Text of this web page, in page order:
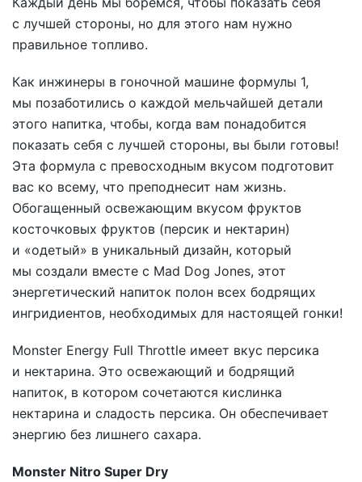
с лучшей стороны, но для этого нам нужно
правильное топливо.
Как инжинеры в гоночной машине формулы 1,
мы позаботились о каждой мельчайшей детали
этого напитка, чтобы, когда вам понадобится
показать себя с лучшей стороны, вы были готовы!
Эта формула с превосходным вкусом подготовит
вас ко всему, что преподнесит нам жизнь.
Обогащенный освежающим вкусом фруктов
косточковых фруктов (персик и нектарин)
и «одетый» в уникальный дизайн, который
мы создали вместе с Mad Dog Jones, этот
энергетический напиток полон всех бодрящих
ингридиентов, необходимых для настоящей гонки!
Monster Energy Full Throttle имеет вкус персика
и нектарина. Это освежающий и бодрящий
напиток, в котором сочетаются кислинка
нектарина и сладость персика. Он обеспечивает
энергию без лишнего сахара.
Monster Nitro Super Dry